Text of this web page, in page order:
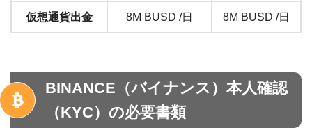
仮想通貨出金 8M BUSD /日 8M BUSD /日
BINANCE（バイナンス）本人確認
（KYC）の必要書類